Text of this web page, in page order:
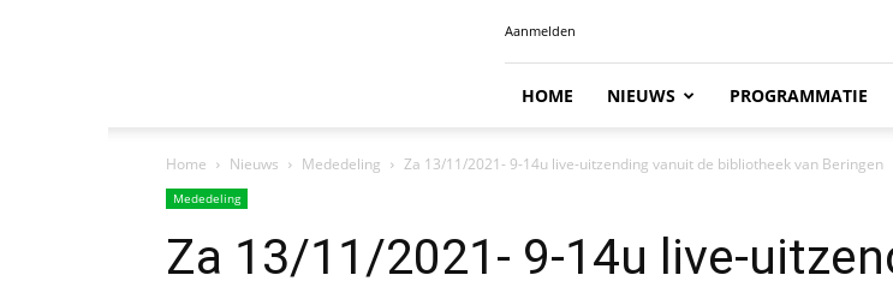
Aanmelden
HOME NIEUWS PROGRAMMATIE
Home Nieuws Mededeling Za 13/11/2021- 9-14u live-uitzending vanuit de bibliotheek van Beringen
Mededeling
Za 13/11/2021- 9-14u live-